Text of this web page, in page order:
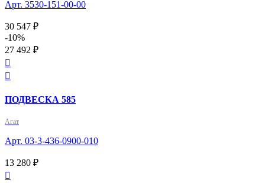
Арт. 3530-151-00-00
30 547 ₽
-10%
27 492 ₽


ПОДВЕСКА 585
Агат
Арт. 03-3-436-0900-010
13 280 ₽
